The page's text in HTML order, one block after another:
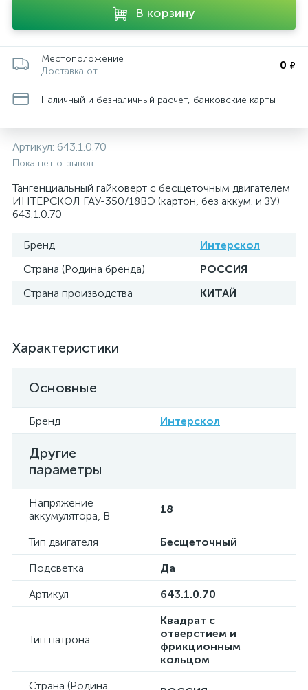
В корзину
Местоположение
Доставка от
0 ₽
Наличный и безналичный расчет, банковские карты
Артикул: 643.1.0.70
Пока нет отзывов
Тангенциальный гайковерт с бесщеточным двигателем
ИНТЕРСКОЛ ГАУ-350/18ВЭ (картон, без аккум. и ЗУ)
643.1.0.70
Бренд
Интерскол
Страна (Родина бренда)
РОССИЯ
Страна производства
КИТАЙ
Характеристики
Основные
Бренд Интерскол
Другие
параметры
Напряжение
аккумулятора, В
18
Тип двигателя
Бесщеточный
Подсветка
Да
Артикул
643.1.0.70
Тип патрона
Квадрат с
отверстием и
фрикционным
кольцом
Страна (Родина